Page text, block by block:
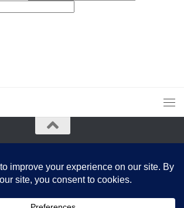
you agree to our Terms and Conditions and